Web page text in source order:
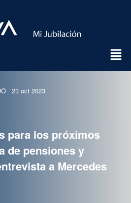
23 oct 2023
para los próximos
de pensiones y
a Mercedes